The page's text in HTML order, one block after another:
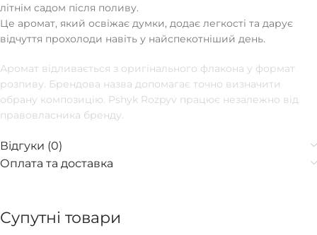
літнім садом після поливу.
Це аромат, який освіжає думки, додає легкості та дарує
відчуття прохолоди навіть у найспекотніший день.
Аромат відливається з оригінального флакона у формат
розпиву. Брендова назва допомагає точно визначити
обрану композицію. Pshyk Rozpyv працює незалежно від
правовласника бренду.
Відгуки (0)
Оплата та доставка
Супутні товари